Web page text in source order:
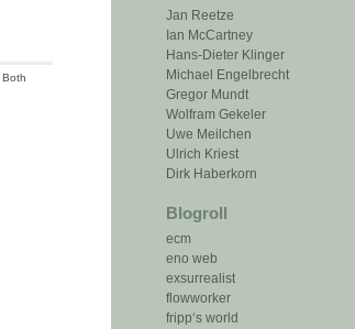
Jan Reetze
Ian McCartney
Hans-Dieter Klinger
Michael Engelbrecht
Gregor Mundt
Wolfram Gekeler
Uwe Meilchen
Ulrich Kriest
Dirk Haberkorn
Blogroll
ecm
eno web
exsurrealist
flowworker
fripp‘s world
. Both